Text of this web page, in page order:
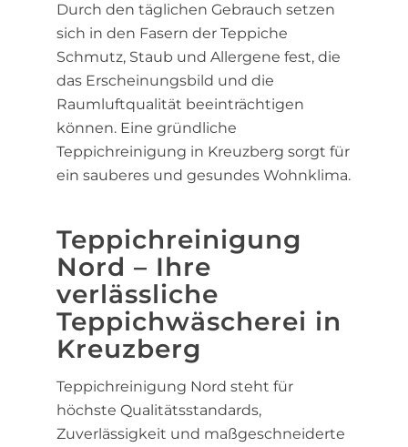
Durch den täglichen Gebrauch setzen
sich in den Fasern der Teppiche
Schmutz, Staub und Allergene fest, die
das Erscheinungsbild und die
Raumluftqualität beeinträchtigen
können. Eine gründliche
Teppichreinigung in Kreuzberg sorgt für
ein sauberes und gesundes Wohnklima.
Teppichreinigung
Nord – Ihre
verlässliche
Teppichwäscherei in
Kreuzberg
Teppichreinigung Nord steht für
höchste Qualitätsstandards,
Zuverlässigkeit und maßgeschneiderte